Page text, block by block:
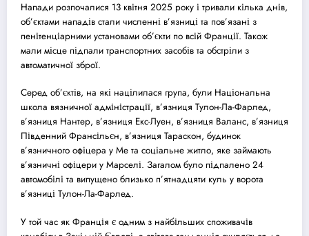
Напади розпочалися 13 квітня 2025 року і тривали кілька днів,
об’єктами нападів стали численні в’язниці та пов’язані з
пенітенціарними установами об’єкти по всій Франції. Також
мали місце підпали транспортних засобів та обстріли з
автоматичної зброї.
Серед об’єктів, на які націлилася група, були Національна
школа вязничної адміністрації, в’язниця Тулон-Ла-Фарлед,
в’язниця Нантер, в’язниця Екс-Луен, в’язниця Валанс, в’язниця
Південний Франсільєн, в’язниця Тараскон, будинок
в’язничного офіцера у Ме та соціальне житло, яке займають
в’язничні офіцери у Марселі. Загалом було підпалено 24
автомобілі та випущено близько п’ятнадцяти куль у ворота
в’язниці Тулон-Ла-Фарлед.
У той час як Франція є одним з найбільших споживачів